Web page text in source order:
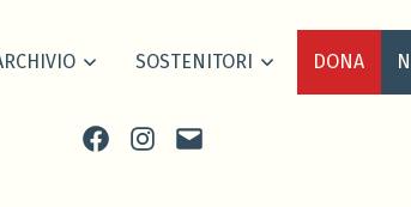
SOSTENITORI DONA
FacebookInstagram
scrivi